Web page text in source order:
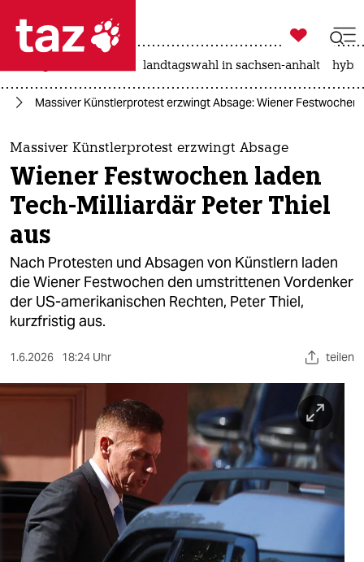
 taz zahl ich
taz zahl ich
themen
politik
öko
gesellschaft
kultur
sport
berlin
nord
wahrheit
verlag
verlag
veranstaltungen

taz zahl ich
landtagswahl in sachsen-anhalt
Massiver Künstlerprotest erzwingt Absage: Wiener
Massiver Künstlerprotest erzwingt Absage
Wiener Festwochen laden
Tech-Milliardär Peter Thiel
aus
Nach Protesten und Absagen von Künstlern laden
die Wiener Festwochen den umstrittenen Vordenker
der US-amerikanischen Rechten, Peter Thiel,
kurzfristig aus.
1.6.2026 18:24 Uhr teilen